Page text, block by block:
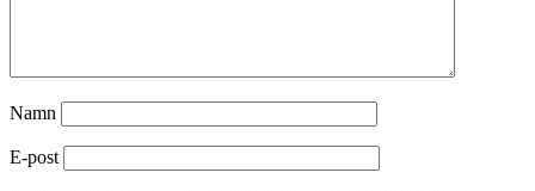
Namn
E-post